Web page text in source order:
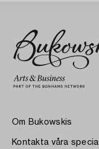
Om Bukowskis
Kontakta våra